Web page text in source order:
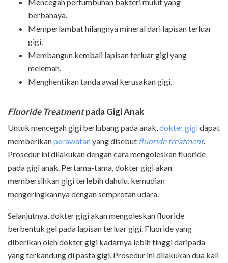
berbahaya.
Memperlambat hilangnya mineral dari lapisan terluar
gigi.
Membangun kembali lapisan terluar gigi yang
melemah.
Menghentikan tanda awal kerusakan gigi.
Fluoride Treatmentpada Gigi Anak
Untuk mencegah gigi berlubang pada anak,dokter gigidapat
memberikanperawatanyang disebut fluoride treatment.
Prosedur ini dilakukan dengan cara mengoleskan fluoride
pada gigi anak. Pertama-tama, dokter gigi akan
membersihkan gigi terlebih dahulu, kemudian
mengeringkannya dengan semprotan udara.
Selanjutnya, dokter gigi akan mengoleskan fluoride
berbentuk gel pada lapisan terluar gigi. Fluoride yang
diberikan oleh dokter gigi kadarnya lebih tinggi daripada
yang terkandung di pasta gigi. Prosedur ini dilakukan dua kali